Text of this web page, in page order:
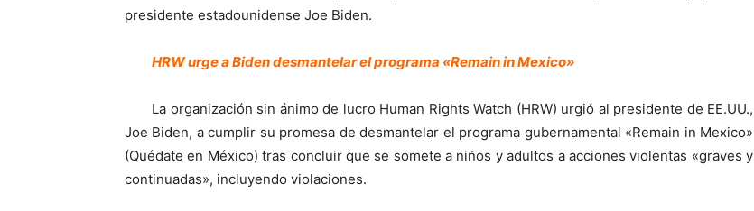
presidente estadounidense Joe Biden.
HRW urge a Biden desmantelar el programa «Remain in Mexico»
La organización sin ánimo de lucro Human Rights Watch (HRW) urgió al presidente de EE.UU.,
Joe Biden, a cumplir su promesa de desmantelar el programa gubernamental «Remain in Mexico»
(Quédate en México) tras concluir que se somete a niños y adultos a acciones violentas «graves y
continuadas», incluyendo violaciones.